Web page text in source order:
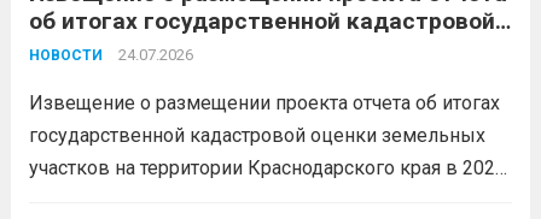
увольнение по окончании срока
гарантировано. Регион предоставляет
бойцам множество мер поддержки:
3,4 млн рублей единовременно;...
об итогах государственной кадастровой
оценки земельных участков на
году
НОВОСТИ 24.07.2026
Извещение о размещении проекта отчета об итогах
государственной кадастровой оценки земельных
участков на территории Краснодарского края в 2026